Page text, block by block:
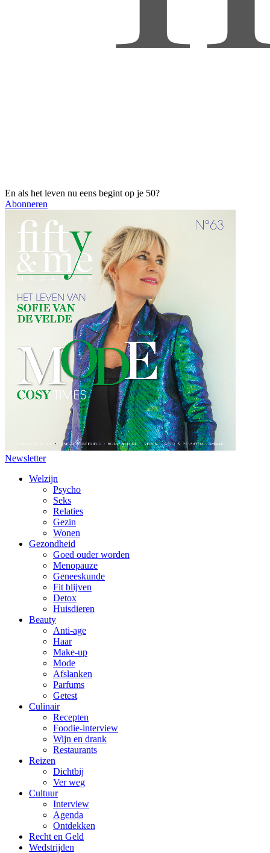
En als het leven nu eens begint op je 50?
Abonneren
Newsletter
Welzijn
Psycho
Seks
Relaties
Gezin
Wonen
Gezondheid
Goed ouder worden
Menopauze
Geneeskunde
Fit blijven
Detox
Huisdieren
Beauty
Anti-age
Haar
Make-up
Mode
Afslanken
Parfums
Getest
Culinair
Recepten
Foodie-interview
Wijn en drank
Restaurants
Reizen
Dichtbij
Ver weg
Cultuur
Interview
Agenda
Ontdekken
Recht en Geld
Wedstrijden